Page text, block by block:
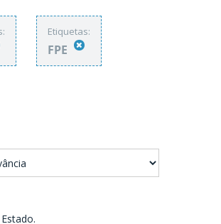
Etiquetas:
FPE